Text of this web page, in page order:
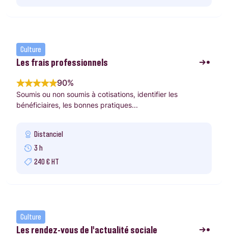
Culture
Les frais professionnels
90%
Soumis ou non soumis à cotisations, identifier les
bénéficiaires, les bonnes pratiques...
Distanciel
3 h
240 € HT
Culture
Les rendez-vous de l’actualité sociale